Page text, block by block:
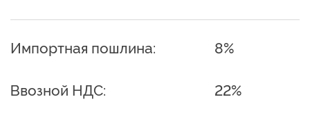
Импортная пошлина: 8%
Ввозной НДС: 22%